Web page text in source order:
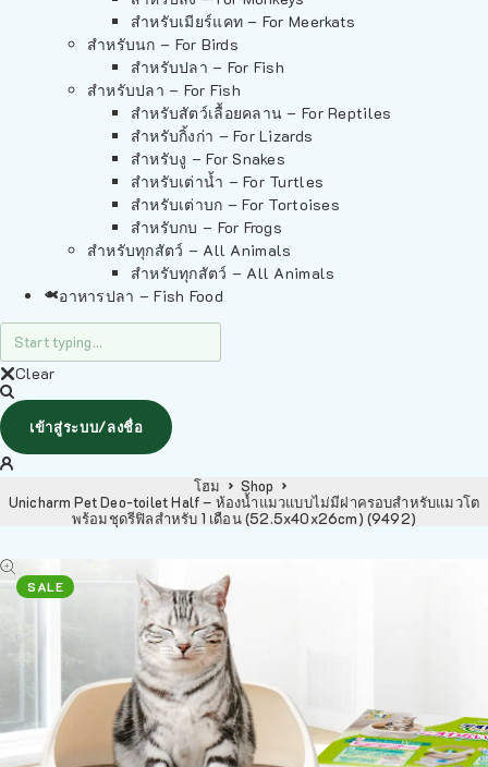
สำหรับเมียร์แคท – For Meerkats
สำหรับนก – For Birds
สำหรับปลา – For Fish
สำหรับปลา – For Fish
สำหรับสัตว์เลื้อยคลาน – For Reptiles
สำหรับกิ้งก่า – For Lizards
สำหรับงู – For Snakes
สำหรับเต่าน้ำ – For Turtles
สำหรับเต่าบก – For Tortoises
สำหรับกบ – For Frogs
สำหรับทุกสัตว์ – All Animals
สำหรับทุกสัตว์ – All Animals
อาหารปลา – Fish Food
Clear
เข้าสู่ระบบ/ลงชื่อ
โฮม
Shop
Unicharm Pet Deo-toilet Half – ห้องน้ำแมวแบบไม่มีฝาครอบสำหรับแมวโต
พร้อมชุดรีฟิลสำหรับ 1 เดือน (52.5x40x26cm) (9492)
SALE